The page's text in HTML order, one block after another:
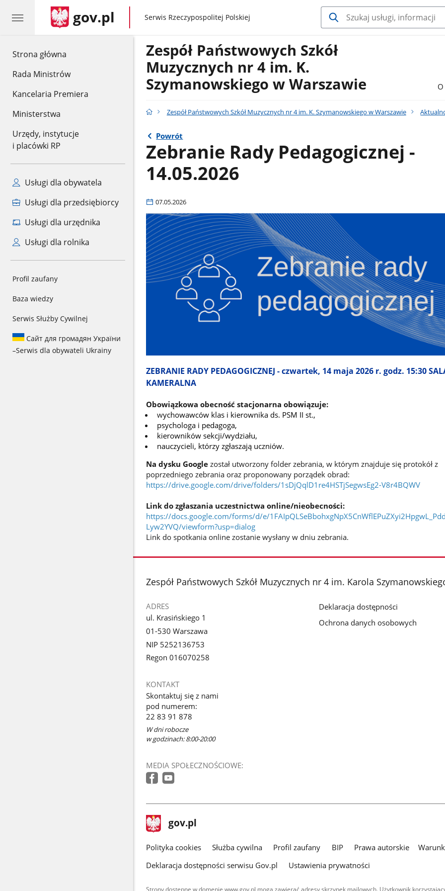
Strona główna
Rada Ministrów
Kancelaria Premiera
Ministerstwa
Urzędy, instytucje
i placówki RP
Usługi dla obywatela
Usługi dla przedsiębiorcy
Usługi dla urzędnika
Usługi dla rolnika
Profil zaufany
Baza wiedzy
Serwis Służby Cywilnej
Сайт для громадян України
–Serwis dla obywateli Ukrainy
gov.pl gov.pl
Serwis Rzeczypospolitej Polskiej
Zespół Państwowych Szkół
Muzycznych nr 4 im. K.
Szymanowskiego w Warszawie
Zespół Państwowych Szkół Muzycznych nr 4 im. K. Szymanowskiego w Warszawie
Powrót
Zebranie Rady Pedagogicznej -
14.05.2026
07.05.2026
ZEBRANIE RADY PEDAGOGICZNEJ - czwartek, 14 maja 2026 r. godz. 15:30
KAMERALNA
Obowiązkowa obecność stacjonarna obowiązuje:
wychowawców klas i kierownika ds. PSM II st.,
psychologa i pedagoga,
kierowników sekcji/wydziału,
nauczycieli, którzy zgłaszają uczniów.
Na dysku Google został utworzony folder zebrania, w którym znajduje się protokół z
poprzedniego zebrania oraz proponowany porządek obrad:
https://drive.google.com/drive/folders/1sDjQqlD1re4HSTjSegwsEg2-V8r4BQWV
Link do zgłaszania uczestnictwa online/nieobecności:
https://docs.google.com/forms/d/e/
Lyw2YVQ/viewform?usp=dialog
Link do spotkania online zostanie wysłany w dniu zebrania.
stopka
Zespół Państwowych Szkół Muzycznych nr 4 im. Karola
ADRES
ul. Krasińskiego 1
01-530 Warszawa
NIP 5252136753
Regon 016070258
KONTAKT
Skontaktuj się z nami
pod numerem:
22 83 91 878
W dni robocze
w godzinach: 8:00-20:00
MEDIA SPOŁECZNOŚCIOWE:
Deklaracja dostępności
Ochrona danych osobowych
stopka
gov.pl Strona
gov.pl
gov.pl
Polityka cookies Służba cywilna Profil zaufany BIP Prawa autorskie
Deklaracja dostępności serwisu Gov.pl
Ustawienia prywatności